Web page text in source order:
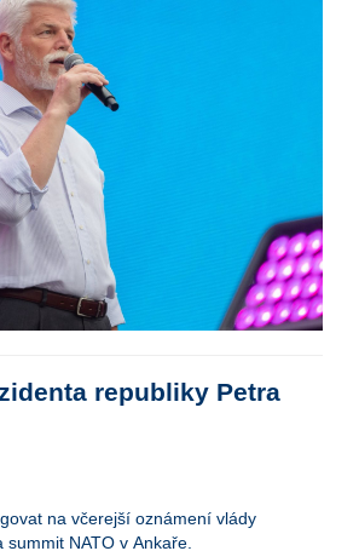
republiky Petra
na včerejší oznámení vlády
NATO v Ankaře.